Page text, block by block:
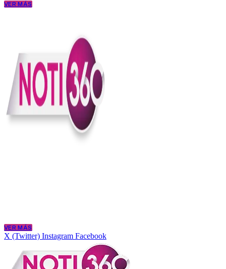
VER MÁS
VER MÁS
X (Twitter) Instagram Facebook